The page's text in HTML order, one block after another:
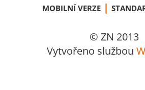
MOBILNÍ VERZE |
© ZN 2013
Vytvořeno službou